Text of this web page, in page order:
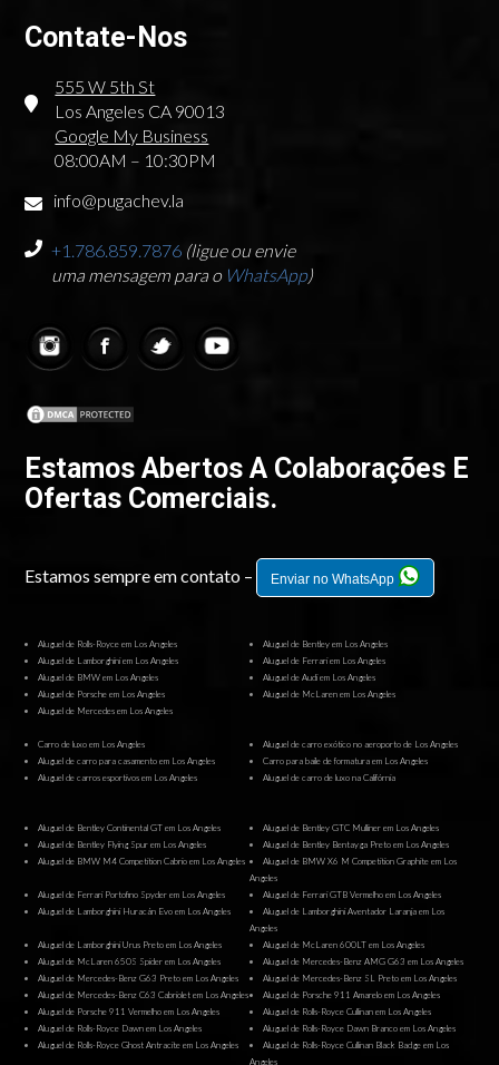
Contate-Nos
555 W 5th St
Los Angeles CA 90013
Google My Business
08:00AM – 10:30PM
info@pugachev.la
+1.786.859.7876 (ligue ou envie
uma mensagem para o WhatsApp)
Estamos Abertos A Colaborações E
Ofertas Comerciais.
Estamos sempre em contato – Enviar no WhatsApp
Aluguel de Rolls-Royce em Los Angeles
Aluguel de Bentley em Los Angeles
Aluguel de Lamborghini em Los Angeles
Aluguel de Ferrari em Los Angeles
Aluguel de BMW em Los Angeles
Aluguel de Audi em Los Angeles
Aluguel de Porsche em Los Angeles
Aluguel de McLaren em Los Angeles
Aluguel de Mercedes em Los Angeles
Carro de luxo em Los Angeles
Aluguel de carro exótico no aeroporto de Los Angeles
Aluguel de carro para casamento em Los Angeles
Carro para baile de formatura em Los Angeles
Aluguel de carros esportivos em Los Angeles
Aluguel de carro de luxo na Califórnia
Aluguel de Bentley Continental GT em Los Angeles
Aluguel de Bentley GTC Mulliner em Los Angeles
Aluguel de Bentley Flying Spur em Los Angeles
Aluguel de Bentley Bentayga Preto em Los Angeles
Aluguel de BMW M4 Competition Cabrio em Los Angeles
Aluguel de BMW X6 M Competition Graphite em Los
Angeles
Aluguel de Ferrari Portofino Spyder em Los Angeles
Aluguel de Ferrari GTB Vermelho em Los Angeles
Aluguel de Lamborghini Huracán Evo em Los Angeles
Aluguel de Lamborghini Aventador Laranja em Los
Angeles
Aluguel de Lamborghini Urus Preto em Los Angeles
Aluguel de McLaren 600LT em Los Angeles
Aluguel de McLaren 650S Spider em Los Angeles
Aluguel de Mercedes-Benz AMG G63 em Los Angeles
Aluguel de Mercedes-Benz G63 Preto em Los Angeles
Aluguel de Mercedes-Benz SL Preto em Los Angeles
Aluguel de Mercedes-Benz C63 Cabriolet em Los Angeles
Aluguel de Porsche 911 Amarelo em Los Angeles
Aluguel de Porsche 911 Vermelho em Los Angeles
Aluguel de Rolls-Royce Cullinan em Los Angeles
Aluguel de Rolls-Royce Dawn em Los Angeles
Aluguel de Rolls-Royce Dawn Branco em Los Angeles
Aluguel de Rolls-Royce Ghost Antracite em Los Angeles
Aluguel de Rolls-Royce Cullinan Black Badge em Los
Angeles